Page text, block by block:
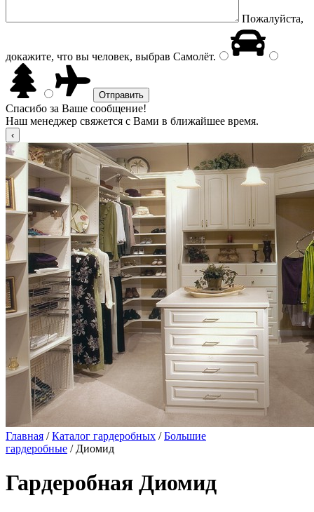
Пожалуйста,
докажите, что вы человек, выбрав Самолёт.
Спасибо за Ваше сообщение!
Наш менеджер свяжется с Вами в ближайшее время.
Главная /Каталог гардеробных /Большие
гардеробные / Диомид
Гардеробная Диомид